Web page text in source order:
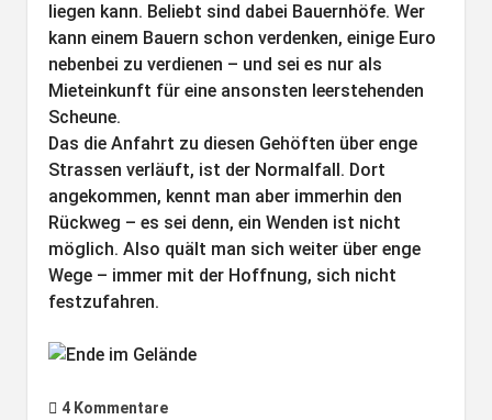
liegen kann. Beliebt sind dabei Bauernhöfe. Wer
kann einem Bauern schon verdenken, einige Euro
nebenbei zu verdienen – und sei es nur als
Mieteinkunft für eine ansonsten leerstehenden
Scheune.
Das die Anfahrt zu diesen Gehöften über enge
Strassen verläuft, ist der Normalfall. Dort
angekommen, kennt man aber immerhin den
Rückweg – es sei denn, ein Wenden ist nicht
möglich. Also quält man sich weiter über enge
Wege – immer mit der Hoffnung, sich nicht
festzufahren.
4 Kommentare